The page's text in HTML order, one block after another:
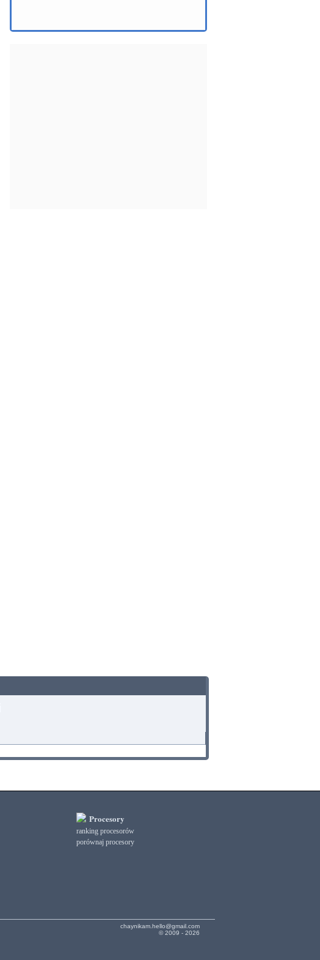
Procesory
ranking procesorów
porównaj procesory
chaynikam.hello@gmail.com
© 2009 - 2026